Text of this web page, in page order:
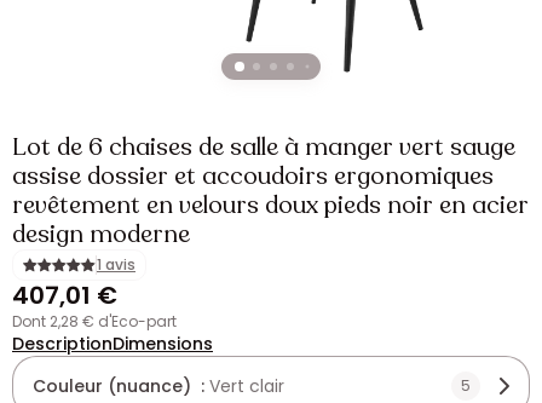
Lot de 6 chaises de salle à manger vert sauge
assise dossier et accoudoirs ergonomiques
revêtement en velours doux pieds noir en acier
design moderne
1 avis
407,01 €
dont 2,28 € d'Eco-part
DescriptionDimensions
Couleur (nuance) : Vert clair 5